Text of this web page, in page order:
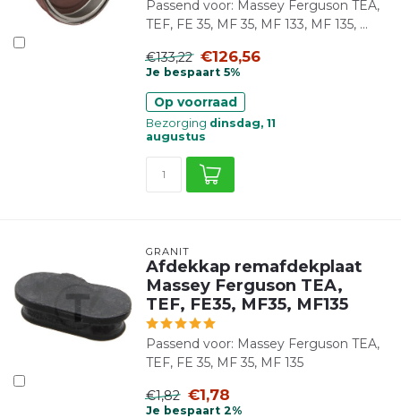
Passend voor: Massey Ferguson TEA,
TEF, FE 35, MF 35, MF 133, MF 135, ...
€133,22 €126,56
Je bespaart 5%
Op voorraad
Bezorging dinsdag, 11
augustus
GRANIT
Afdekkap remafdekplaat
Massey Ferguson TEA,
TEF, FE35, MF35, MF135
Passend voor: Massey Ferguson TEA,
TEF, FE 35, MF 35, MF 135
€1,82 €1,78
Je bespaart 2%